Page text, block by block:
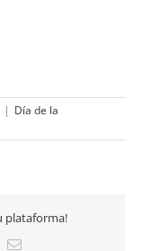
| Día de la
plataforma!
Email